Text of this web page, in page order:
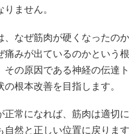
ません。
、なぜ筋肉が硬くなったの
痛みが出ているのかという
その原因である神経の伝達
の根本改善を目指します。
正常になれば、筋肉は適切
自然と正しい位置に戻りま